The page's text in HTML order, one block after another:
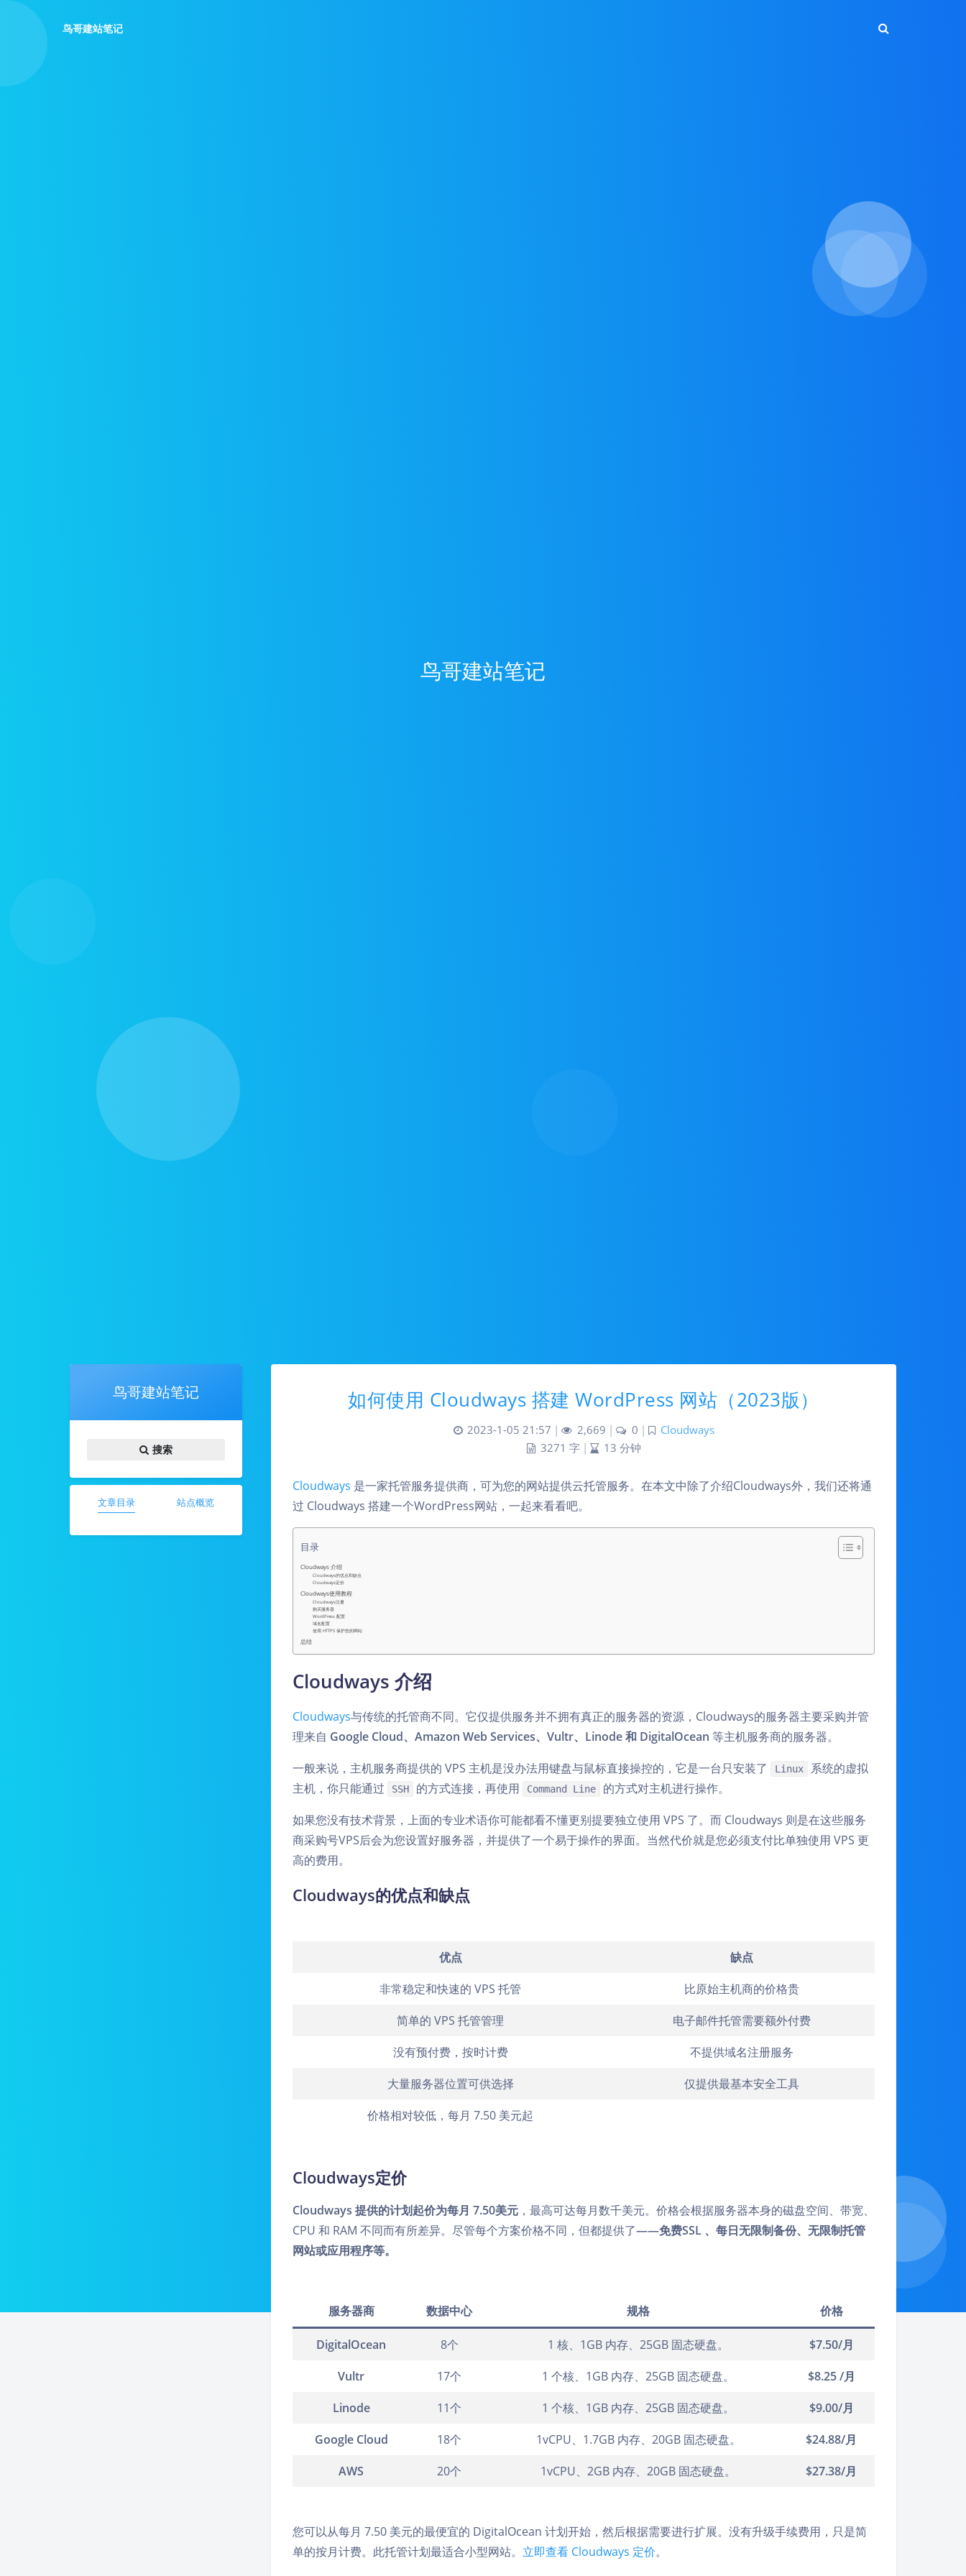
鸟哥建站笔记
鸟哥建站笔记
鸟哥建站笔记
搜索
文章目录 站点概览
如何使用 Cloudways 搭建 WordPress 网站（2023版）
2023-1-05 21:57 | 2,669 | 0 |
Cloudways
3271 字 | 13 分钟
Cloudways 是一家托管服务提供商，可为您的网站提供云托管服务。在本文中除了介绍Cloudways外，我们还将通
过 Cloudways 搭建一个WordPress网站，一起来看看吧。
目录
Cloudways 介绍
Cloudways的优点和缺点
Cloudways定价
Cloudways使用教程
Cloudways注册
购买服务器
WordPress 配置
域名配置
使用 HTTPS 保护您的网站
总结
Cloudways 介绍
Cloudways与传统的托管商不同。它仅提供服务并不拥有真正的服务器的资源，Cloudways的服务器主要采购并管
理来自 Google Cloud、Amazon Web Services、Vultr、Linode 和 DigitalOcean 等主机服务商的服务器。
一般来说，主机服务商提供的 VPS 主机是没办法用键盘与鼠标直接操控的，它是一台只安装了
Linux
系统的虚拟
主机，你只能通过
SSH 的方式连接，再使用 Command Line
的方式对主机进行操作。
如果您没有技术背景，上面的专业术语你可能都看不懂更别提要独立使用 VPS 了。而 Cloudways 则是在这些服务
商采购号VPS后会为您设置好服务器，并提供了一个易于操作的界面。当然代价就是您必须支付比单独使用 VPS 更
高的费用。
Cloudways的优点和缺点
优点
缺点
非常稳定和快速的 VPS 托管
比原始主机商的价格贵
简单的 VPS 托管管理
电子邮件托管需要额外付费
没有预付费，按时计费
不提供域名注册服务
大量服务器位置可供选择
仅提供最基本安全工具
价格相对较低，每月 7.50 美元起
Cloudways定价
Cloudways 提供的计划起价为每月 7.50美元 ，最高可达每月数千美元。价格会根据服务器本身的磁盘空间、带宽、
CPU 和 RAM 不同而有所差异。尽管每个方案价格不同，但都提供了——免费SSL 、每日无限制备份、无限制托管
网站或应用程序等。
服务器商 数据中心 规格 价格
DigitalOcean 8个 1 核、1GB 内存、25GB 固态硬盘。
$7.50/月
Vultr
17个 1 个核、1GB 内存、25GB 固态硬盘。
$8.25 /月
Linode
11个 1 个核、1GB 内存、25GB 固态硬盘。
$9.00/月
Google Cloud
18个 1vCPU、1.7GB 内存、20GB 固态硬盘。
$24.88/月
AWS
20个 1vCPU、2GB 内存、20GB 固态硬盘。 $27.38/月
您可以从每月 7.50 美元的最便宜的 DigitalOcean 计划开始，然后根据需要进行扩展。没有升级手续费用，只是简
单的按月计费。此托管计划最适合小型网站。 立即查看 Cloudways 定价。